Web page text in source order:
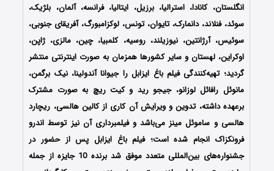
انگلستان، کانادا، استرالیا، برزیل، ایتالیا، فرانسه، آلمان، بلژیک،
سوئد، فنلاند، دانمارک، تایوان، تونس، لوکزامبورگ، آفریقای جنوبی،
سوئیس، آرژانتین، نیوزیلند، روسیه، کلمبیا، چین، مالزی، ژاپن،
اوکراین، لهستان و سایر کشورها همزمان به صورت اینترنتی منتشر
گردید؛ تهیه‌کنندگی فیلم باغ ایزابل را جیوانا آندولینا، نیک برگمن،
مانوئل رافائل لوزانو، جیجو رید و کیت ریچ به صورت مشترک
برعهده داشته، تدوین و ویرایش آن کاری از کالین هالسی، ریچارد
هالسی و ساموئل مینز می‌باشد و فیلمبرداری آن نیز توسط اندرو
فرونکزاک انجام شده است؛ فیلم باغ ایزابل پس از حضور در
جشنواره‌‌‌‌های بین‌المللی متعدد موفق شد برنده 10 جایزه از جمله